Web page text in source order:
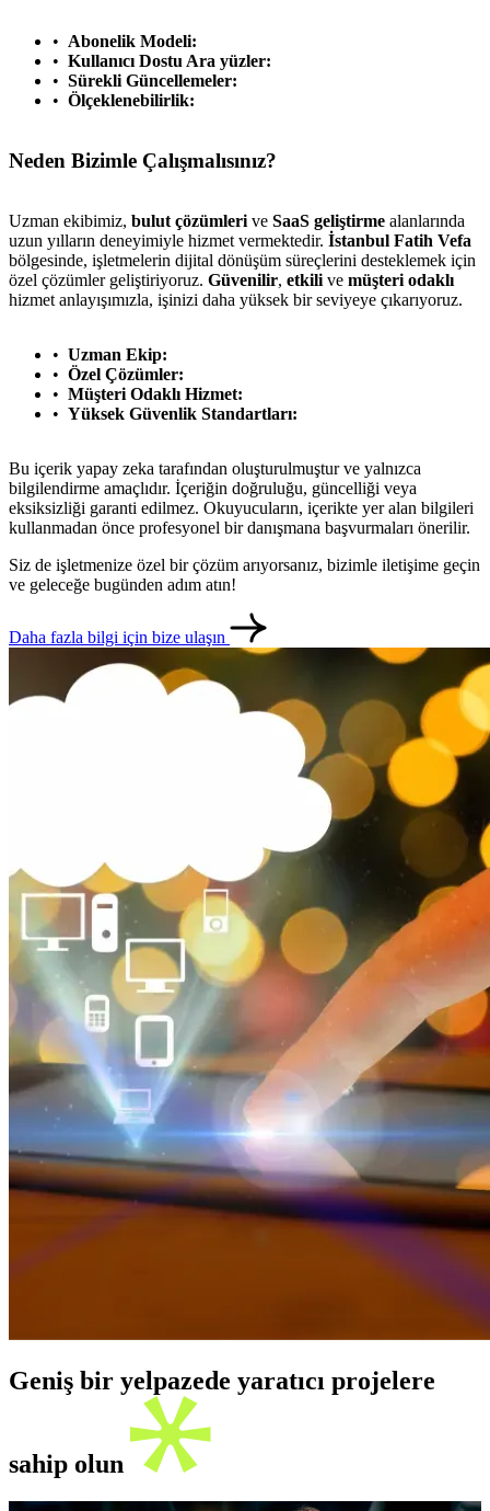
English
Abonelik Modeli:
Kullanıcı Dostu Ara yüzler:
Sürekli Güncellemeler:
Ölçeklenebilirlik:
Neden Bizimle Çalışmalısınız?
Uzman ekibimiz, bulut çözümleri ve SaaS geliştirme alanlarında
uzun yılların deneyimiyle hizmet vermektedir. İstanbul Fatih Vefa
bölgesinde, işletmelerin dijital dönüşüm süreçlerini desteklemek için
özel çözümler geliştiriyoruz. Güvenilir, etkili ve müşteri odaklı
hizmet anlayışımızla, işinizi daha yüksek bir seviyeye çıkarıyoruz.
Uzman Ekip:
Özel Çözümler:
Müşteri Odaklı Hizmet:
Yüksek Güvenlik Standartları:
Bu içerik yapay zeka tarafından oluşturulmuştur ve yalnızca
bilgilendirme amaçlıdır. İçeriğin doğruluğu, güncelliği veya
eksiksizliği garanti edilmez. Okuyucuların, içerikte yer alan bilgileri
kullanmadan önce profesyonel bir danışmana başvurmaları önerilir.
Siz de işletmenize özel bir çözüm arıyorsanız, bizimle iletişime geçin
ve geleceğe bugünden adım atın!
Daha fazla bilgi için bize ulaşın
Geniş bir yelpazede yaratıcı projelere
sahip olun